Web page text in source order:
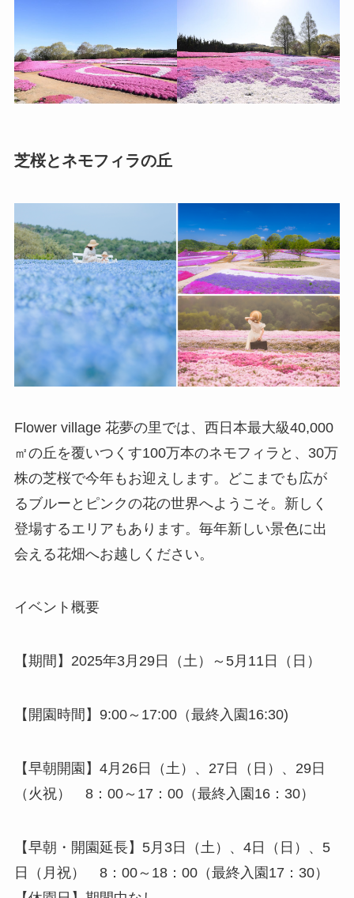
芝桜とネモフィラの丘
Flower village 花夢の里では、西日本最大級40,000
㎡の丘を覆いつくす100万本のネモフィラと、30万
株の芝桜で今年もお迎えします。どこまでも広が
るブルーとピンクの花の世界へようこそ。新しく
登場するエリアもあります。毎年新しい景色に出
会える花畑へお越しください。
イベント概要
【期間】2025年3月29日（土）～5月11日（日）
【開園時間】9:00～17:00（最終入園16:30)
【早朝開園】4月26日（土）、27日（日）、29日
（火祝） 8：00～17：00（最終入園16：30）
【早朝・開園延長】5月3日（土）、4日（日）、5
日（月祝） 8：00～18：00（最終入園17：30）